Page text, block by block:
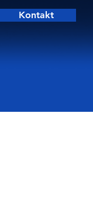
Kontakt